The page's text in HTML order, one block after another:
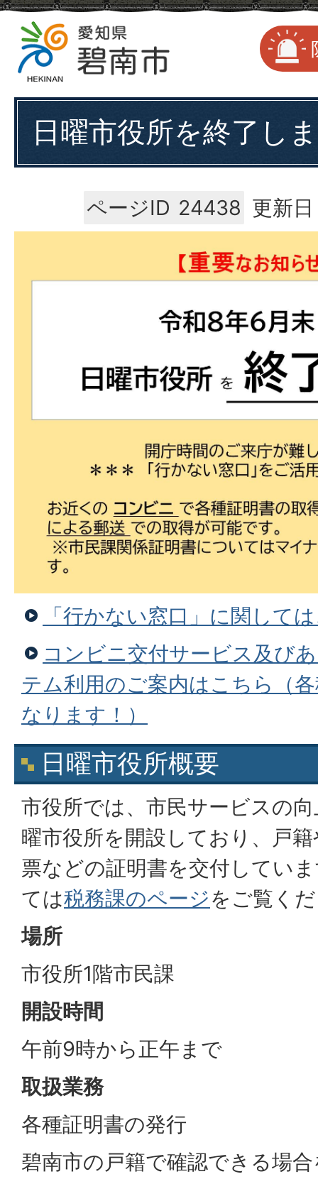
日曜市役所を終了し
ページID 24438 更新
「行かない窓口」に関して
コンビニ交付サービス及び
テム利用のご案内はこちら（
なります！）
日曜市役所概要
市役所では、市民サービスの
曜市役所を開設しており、戸
票などの証明書を交付してい
ては税務課のページをご覧く
場所
市役所1階市民課
開設時間
午前9時から正午まで
取扱業務
各種証明書の発行
碧南市の戸籍で確認できる場